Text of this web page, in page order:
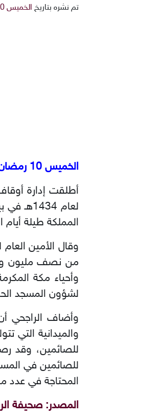
تم نشره بتاريخ الخميس 10 رمضان 1434هـ 18-7-2013م
الخميس 10 رمضان 1434هـ 18 يوليو 2013م
أطلقت إدارة
لعام
المملكة طيلة أيام
وقال الأمين
من نصف مليون
وأحياء مكة
لشؤون المسجد
والميدانية التي
للصائمين في
المحتاجة في عدد
المصدر: صحيفة